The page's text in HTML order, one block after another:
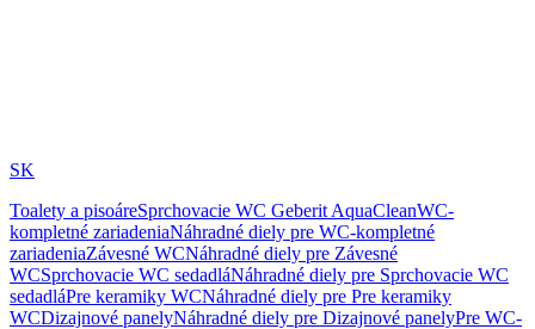
SK
Toalety a pisoáreSprchovacie WC Geberit AquaCleanWC-
kompletné zariadeniaNáhradné diely pre WC-kompletné
zariadeniaZávesné WCNáhradné diely pre Závesné
WCSprchovacie WC sedadláNáhradné diely pre Sprchovacie WC
sedadláPre keramiky WCNáhradné diely pre Pre keramiky
WCDizajnové panelyNáhradné diely pre Dizajnové panelyPre WC-